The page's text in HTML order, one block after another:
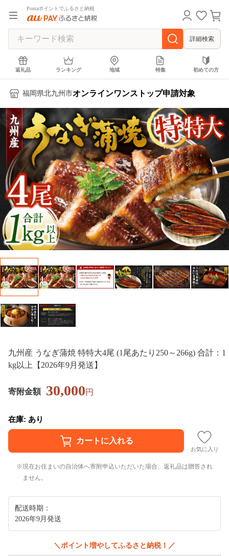
Pontaポイントでふるさと納税
詳細検索
返礼品 ランキング 地域 特集 初めての方
福岡県北九州市オンラインワンストップ申請対象
九州産 うなぎ蒲焼 特特大4尾 (1尾あたり250～266g) 合計：1
kg以上【2026年9月発送】
寄附金額 30,000円
在庫: あり
お気に入り
現在お住まいの自治体へ寄附申込いただいた場合、返礼品は贈答され
ません。
配送時期：
2026年9月発送
＼ポイント増やしてふるさと納税！／